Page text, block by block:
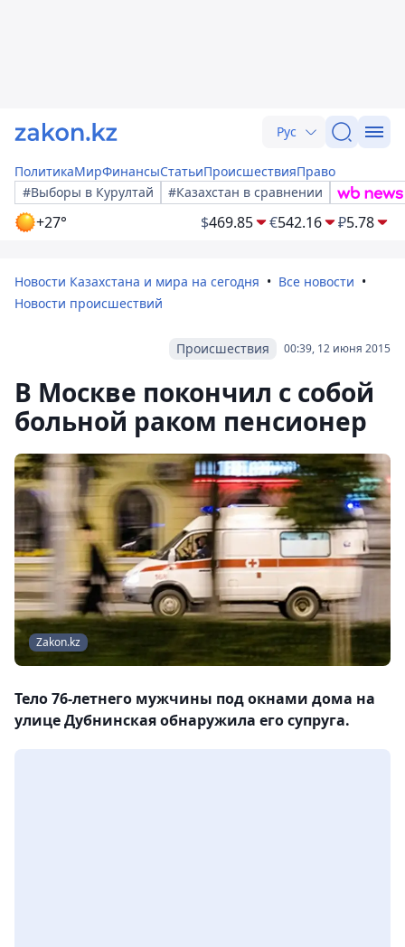
Рус
ПолитикаМирФинансыСтатьиПроисшествияПраво
#Выборы в Курултай
#Казахстан в сравнении
+27° $469.85 €542.16 ₽5.78
Новости Казахстана и мира на сегодня
Все новости
Новости происшествий
00:39, 12 июня 2015
Происшествия
В Москве покончил с собой
больной раком пенсионер
Zakon.kz
Тело 76-летнего мужчины под окнами дома на
улице Дубнинская обнаружила его супруга.